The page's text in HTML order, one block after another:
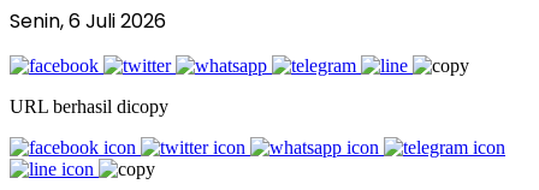
Senin, 6 Juli 2026
URL berhasil dicopy